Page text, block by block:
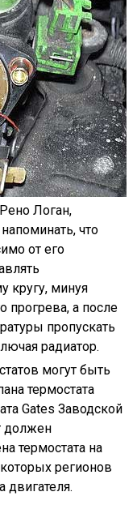
Логан,
что
от его
кругу, минуя
прогрева, а после
пропускать
радиатор.
могут быть
термостата
Gates Заводской
должен
термостата на
регионов
двигателя.